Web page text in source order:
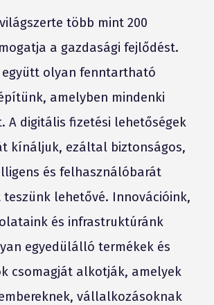
több mint 200
a gazdasági fejlődést.
együtt olyan fenntartható
amelyben mindenki
A digitális fizetési lehetőségek
kínáljuk, ezáltal biztonságos,
és felhasználóbarát
teszünk lehetővé. Innovációink,
és infrastruktúránk
egyedülálló termékek és
csomagját alkotják, amelyek
vállalkozásoknak